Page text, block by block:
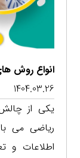
انواع روش
1404.03.26
یکی از
ریاضی می
اطلاعات و